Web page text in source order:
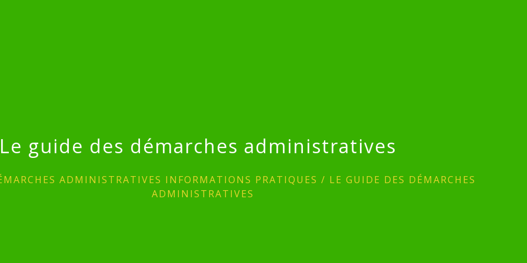
Le guide des démarches administratives
ADMINISTRATIVES INFORMATIONS PRATIQUES / LE GUIDE DES DÉMARCHES
ADMINISTRATIVES